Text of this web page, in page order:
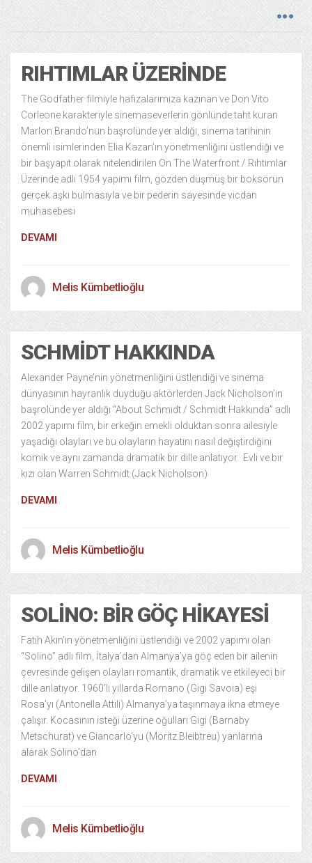
RIHTIMLAR ÜZERINDE
The Godfather filmiyle hafızalarımıza kazınan ve Don Vito
Corleone karakteriyle sinemaseverlerin gönlünde taht kuran
Marlon Brando’nun başrolünde yer aldığı, sinema tarihinin
önemli isimlerinden Elia Kazan’ın yönetmenliğini üstlendiği ve
bir başyapıt olarak nitelendirilen On The Waterfront / Rıhtımlar
Üzerinde adlı 1954 yapımı film, gözden düşmüş bir boksörün
gerçek aşkı bulmasıyla ve bir pederin sayesinde vicdan
muhasebesi
DEVAMI
Melis Kümbetlioğlu
SCHMIDT HAKKINDA
Alexander Payne’nin yönetmenliğini üstlendiği ve sinema
dünyasının hayranlık duyduğu aktörlerden Jack Nicholson’ın
başrolünde yer aldığı “About Schmidt / Schmidt Hakkında” adlı
2002 yapımı film, bir erkeğin emekli olduktan sonra ailesiyle
yaşadığı olayları ve bu olayların hayatını nasıl değiştirdiğini
komik ve aynı zamanda dramatik bir dille anlatıyor. Evli ve bir
kızı olan Warren Schmidt (Jack Nicholson)
DEVAMI
Melis Kümbetlioğlu
SOLINO: BIR GÖÇ HIKAYESI
Fatih Akın’ın yönetmenliğini üstlendiği ve 2002 yapımı olan
“Solino” adlı film, İtalya’dan Almanya’ya göç eden bir ailenin
çevresinde gelişen olayları romantik, dramatik ve etkileyeci bir
dille anlatıyor. 1960’lı yıllarda Romano (Gigi Savoia) eşi
Rosa’yı (Antonella Attili) Almanya’ya taşınmaya ikna etmeye
çalışır. Kocasının isteği üzerine oğulları Gigi (Barnaby
Metschurat) ve Giancarlo’yu (Moritz Bleibtreu) yanlarına
alarak Solino’dan
DEVAMI
Melis Kümbetlioğlu